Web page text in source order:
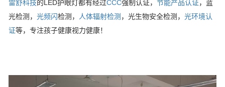
雷舒科技的LED护眼灯都有经过CCC强制认证， 节能产品认证，蓝
光检测， 光频闪检测， 人体辐射检测 ，光生物安全检测， 光环境认
证等，专注孩子健康视力健康！